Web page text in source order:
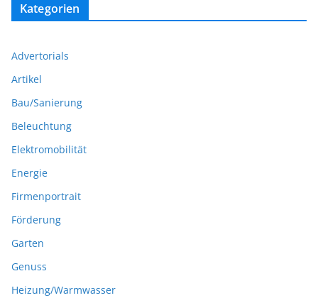
Kategorien
Advertorials
Artikel
Bau/Sanierung
Beleuchtung
Elektromobilität
Energie
Firmenportrait
Förderung
Garten
Genuss
Heizung/Warmwasser